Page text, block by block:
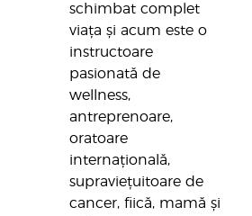
schimbat complet
viața și acum este o
instructoare
pasionată de
wellness,
antreprenoare,
oratoare
internațională,
supraviețuitoare de
cancer, fiică, mamă și